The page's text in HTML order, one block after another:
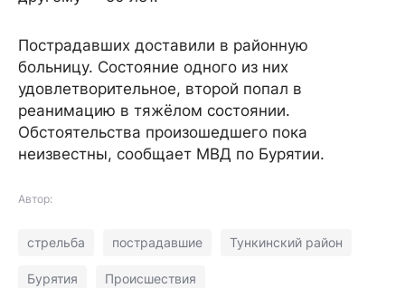
Пострадавших доставили в районную
больницу. Состояние одного из них
удовлетворительное, второй попал в
реанимацию в тяжёлом состоянии.
Обстоятельства произошедшего пока
неизвестны, сообщает МВД по Бурятии.
Автор:
стрельба пострадавшие Тункинский район
Бурятия Происшествия